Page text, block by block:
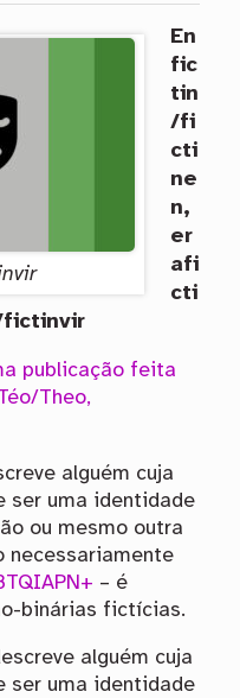
En
fic
tin
/fi
cti
ne
n,
er
afi
cti
publicação feita
Theo,
alguém cuja
ser uma identidade
ou mesmo outra
necessariamente
– é
binárias fictícias.
alguém cuja
ser uma identidade